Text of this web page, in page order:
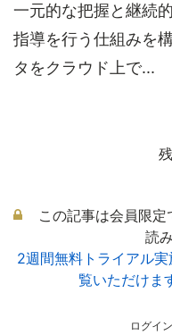
一元的な把握と継続
指導を行う仕組みを
タをクラウド上で...
この記事は会員限
読
2週間無料トライアル
覧いただけま
ログイ